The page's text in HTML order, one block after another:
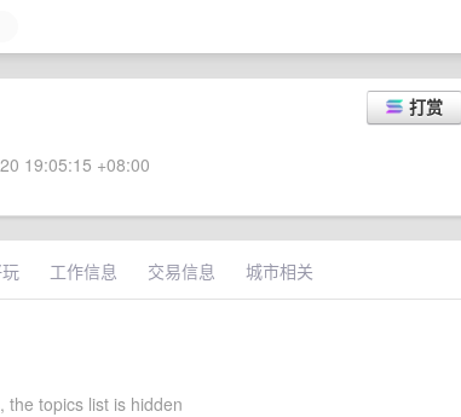
打赏
19:05:15 +08:00
工作信息 交易信息 城市相关
the topics list is hidden